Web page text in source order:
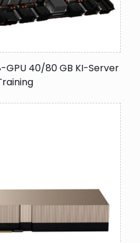
GPU 40/80 GB KI-Server